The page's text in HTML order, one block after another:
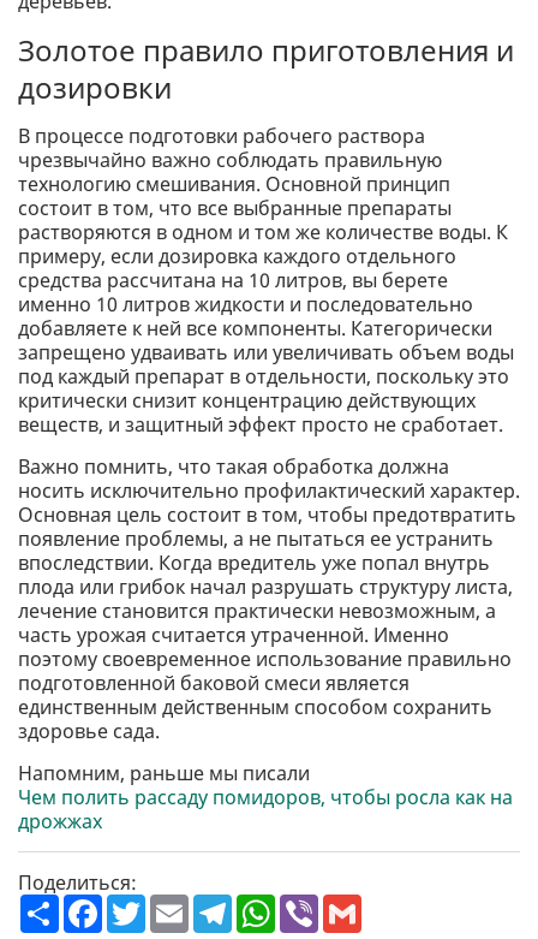
Золотое правило приготовления и
дозировки
В процессе подготовки рабочего раствора
чрезвычайно важно соблюдать правильную
технологию смешивания. Основной принцип
состоит в том, что все выбранные препараты
растворяются в одном и том же количестве воды. К
примеру, если дозировка каждого отдельного
средства рассчитана на 10 литров, вы берете
именно 10 литров жидкости и последовательно
добавляете к ней все компоненты. Категорически
запрещено удваивать или увеличивать объем воды
под каждый препарат в отдельности, поскольку это
критически снизит концентрацию действующих
веществ, и защитный эффект просто не сработает.
Важно помнить, что такая обработка должна
носить исключительно профилактический характер.
Основная цель состоит в том, чтобы предотвратить
появление проблемы, а не пытаться ее устранить
впоследствии. Когда вредитель уже попал внутрь
плода или грибок начал разрушать структуру листа,
лечение становится практически невозможным, а
часть урожая считается утраченной. Именно
поэтому своевременное использование правильно
подготовленной баковой смеси является
единственным действенным способом сохранить
здоровье сада.
Напомним, раньше мы писали
Чем полить рассаду помидоров, чтобы росла как на
дрожжах
Поделиться:
П
о
F
a
T
w
E
m
T
e
W
h
V